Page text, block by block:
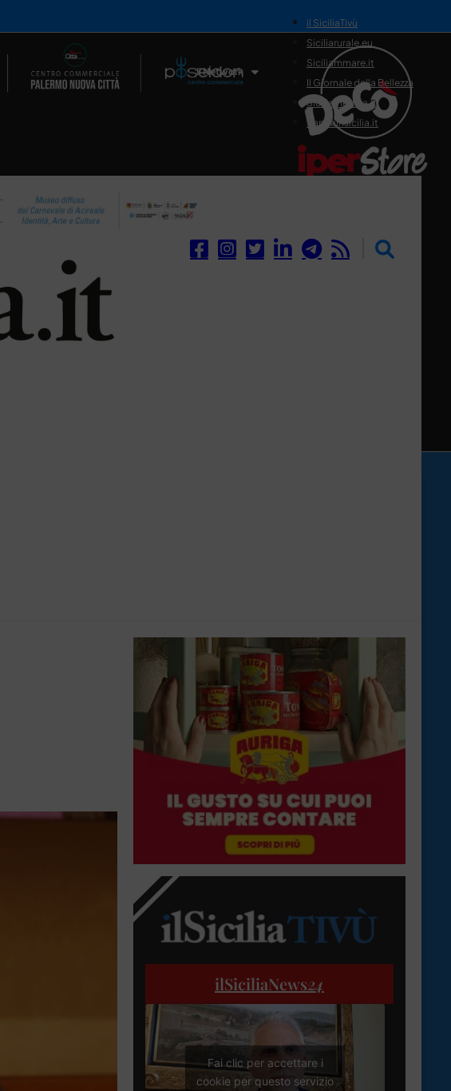
Il Network
il SiciliaTivù
Siciliarurale.eu
Siciliammare.it
Il Giornale della Bellezza
Siciliamedica.it
Sanitainsicilia.it
ilSiciliaNews24
Fai clic per accettare i
cookie per questo servizio